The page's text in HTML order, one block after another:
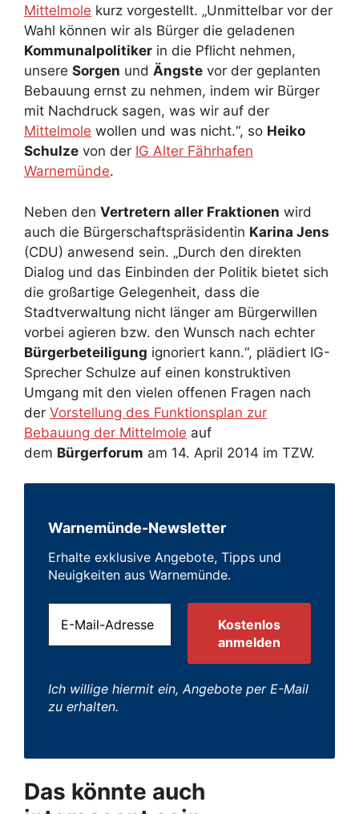
Mittelmole kurz vorgestellt. „Unmittelbar vor der
Wahl können wir als Bürger die geladenen
Kommunalpolitiker in die Pflicht nehmen,
unsere Sorgen und Ängste vor der geplanten
Bebauung ernst zu nehmen, indem wir Bürger
mit Nachdruck sagen, was wir auf der
Mittelmole wollen und was nicht.“, so Heiko
Schulze von der IG Alter Fährhafen
Warnemünde.
Neben den Vertretern aller Fraktionen wird
auch die Bürgerschaftspräsidentin Karina Jens
(CDU) anwesend sein. „Durch den direkten
Dialog und das Einbinden der Politik bietet sich
die großartige Gelegenheit, dass die
Stadtverwaltung nicht länger am Bürgerwillen
vorbei agieren bzw. den Wunsch nach echter
Bürgerbeteiligung ignoriert kann.“, plädiert IG-
Sprecher Schulze auf einen konstruktiven
Umgang mit den vielen offenen Fragen nach
der Vorstellung des Funktionsplan zur
Bebauung der Mittelmole auf
dem Bürgerforum am 14. April 2014 im TZW.
Warnemünde-Newsletter
Erhalte exklusive Angebote, Tipps und
Neuigkeiten aus Warnemünde.
Ich willige hiermit ein, Angebote per E-Mail
zu erhalten.
Das könnte auch